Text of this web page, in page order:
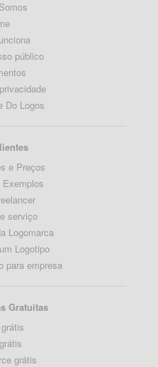
público
Do Logos
e Preços
serviço
Logomarca
Logotipo
para empresa
Gratuitas
grátis